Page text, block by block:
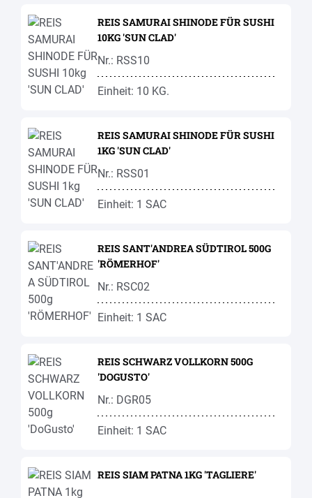
REIS SAMURAI SHINODE FÜR SUSHI
10KG 'SUN CLAD'
Nr.: RSS10
Einheit: 10 KG.
REIS SAMURAI SHINODE FÜR SUSHI
1KG 'SUN CLAD'
Nr.: RSS01
Einheit: 1 SAC
REIS SANT'ANDREA SÜDTIROL 500G
'RÖMERHOF'
Nr.: RSC02
Einheit: 1 SAC
REIS SCHWARZ VOLLKORN 500G
'DOGUSTO'
Nr.: DGR05
Einheit: 1 SAC
REIS SIAM PATNA 1KG 'TAGLIERE'